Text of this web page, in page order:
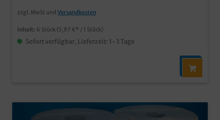
zzgl. MwSt und Versandkosten
Inhalt: 6 Stück (5,97 €* / 1 Stück)
Sofort verfügbar, Lieferzeit: 1-3 Tage